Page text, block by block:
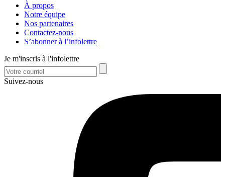
À propos
Notre équipe
Nos partenaires
Contactez-nous
S’abonner à l’infolettre
Je m'inscris à l'infolettre
Suivez-nous